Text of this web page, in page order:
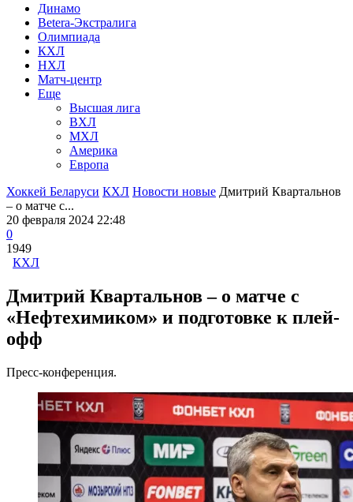
Динамо
Betera-Экстралига
Олимпиада
КХЛ
НХЛ
Матч-центр
Еще
Высшая лига
ВХЛ
МХЛ
Америка
Европа
Хоккей Беларуси КХЛ Новости новые Дмитрий Квартальнов
– о матче с...
20 февраля 2024 22:48
0
1949
КХЛ
Дмитрий Квартальнов – о матче с
«Нефтехимиком» и подготовке к плей-
офф
Пресс-конференция.